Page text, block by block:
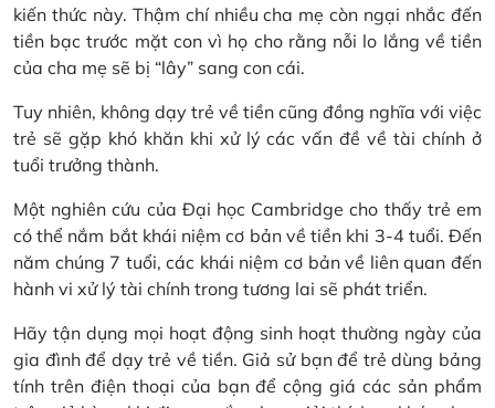
kiến thức này. Thậm chí nhiều cha mẹ còn ngại nhắc đến
tiền bạc trước mặt con vì họ cho rằng nỗi lo lắng về tiền
của cha mẹ sẽ bị “lây” sang con cái.
Tuy nhiên, không dạy trẻ về tiền cũng đồng nghĩa với việc
trẻ sẽ gặp khó khăn khi xử lý các vấn đề về tài chính ở
tuổi trưởng thành.
Một nghiên cứu của Đại học Cambridge cho thấy trẻ em
có thể nắm bắt khái niệm cơ bản về tiền khi 3-4 tuổi. Đến
năm chúng 7 tuổi, các khái niệm cơ bản về liên quan đến
hành vi xử lý tài chính trong tương lai sẽ phát triển.
Hãy tận dụng mọi hoạt động sinh hoạt thường ngày của
gia đình để dạy trẻ về tiền. Giả sử bạn để trẻ dùng bảng
tính trên điện thoại của bạn để cộng giá các sản phẩm